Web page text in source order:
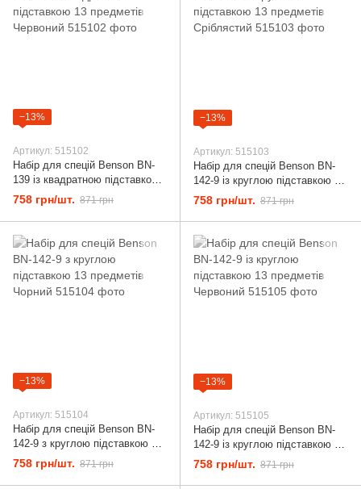
−13%
Артикул: 515102
Набір для спецій Benson BN-
139 із квадратною підставкою
13 предметів Червоний
758 грн/шт. 871 грн
−13%
Артикул: 515103
Набір для спецій Benson BN-
142-9 із круглою підставкою 13
предметів Сріблястий
758 грн/шт. 871 грн
−13%
Артикул: 515104
Набір для спецій Benson BN-
142-9 з круглою підставкою 13
предметів Чорний
758 грн/шт. 871 грн
−13%
Артикул: 515105
Набір для спецій Benson BN-
142-9 із круглою підставкою 13
предметів Червоний
758 грн/шт. 871 грн